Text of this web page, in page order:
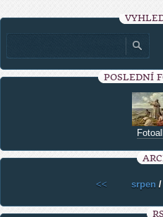
POSLEDNÍ
<< srpen /